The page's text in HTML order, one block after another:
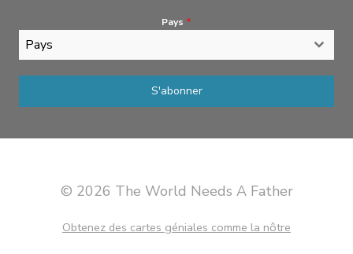
Pays *
Pays
S'abonner
© 2026 The World Needs A Father
Obtenez des cartes géniales comme la nôtre